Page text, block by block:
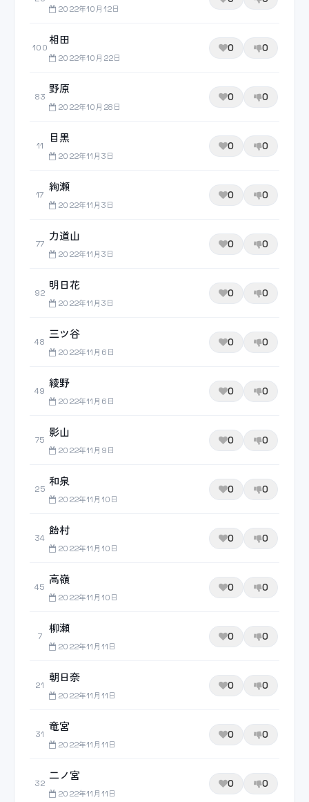
2022年10月12日
100
相田
2022年10月22日
0 0
83
野原
2022年10月28日
0 0
11
目黒
2022年11月3日
0 0
17
絢瀬
2022年11月3日
0 0
77
力道山
2022年11月3日
0 0
92
明日花
2022年11月3日
0 0
48
三ツ谷
2022年11月6日
0 0
49
綾野
2022年11月6日
0 0
75
影山
2022年11月9日
0 0
25
和泉
2022年11月10日
0 0
34
飴村
2022年11月10日
0 0
45
高嶺
2022年11月10日
0 0
7
柳瀬
2022年11月11日
0 0
21
朝日奈
2022年11月11日
0 0
31
竜宮
2022年11月11日
0 0
32
二ノ宮
2022年11月11日
0 0